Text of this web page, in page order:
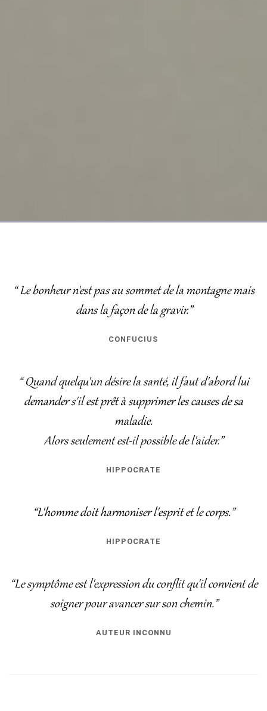
“ Le bonheur n'est pas au sommet de la montagne mais
dans la façon de la gravir.”
CONFUCIUS
“ Quand quelqu'un désire la santé, il faut d'abord lui
demander s'il est prêt à supprimer les causes de sa
maladie.
Alors seulement est-il possible de l'aider.”
HIPPOCRATE
“L'homme doit harmoniser l'esprit et le corps.”
HIPPOCRATE
“Le symptôme est l'expression du conflit qu'il convient de
soigner pour avancer sur son chemin.”
AUTEUR INCONNU